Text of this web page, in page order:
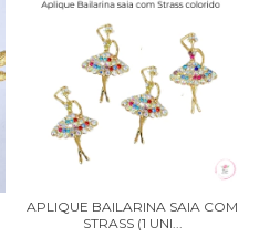
APLIQUE BAILARINA SAIA COM
STRASS (1 UNI...